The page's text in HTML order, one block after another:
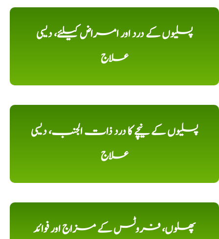
پسلیوں کے درد اور امراض کیلئے، دیسی
علاج
پسلیوں کے نیچے کا درد ذات الجنب، دیسی
علاج
پھلوں، فروٹس کے مزاج اور فوائد